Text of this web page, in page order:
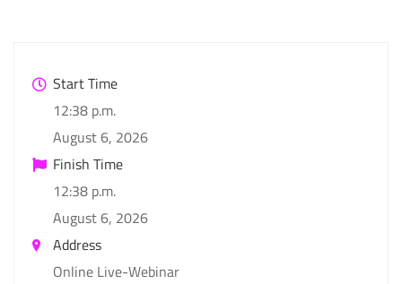
Start Time
12:38 p.m.
August 6, 2026
Finish Time
12:38 p.m.
August 6, 2026
Address
Online Live-Webinar